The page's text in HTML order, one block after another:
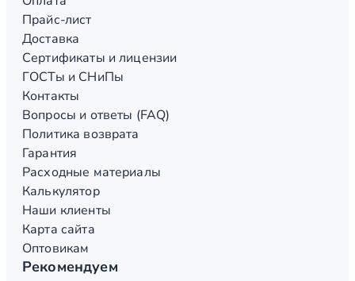
Прайс-лист
Доставка
Сертификаты и лицензии
ГОСТы и СНиПы
Контакты
Вопросы и ответы (FAQ)
Политика возврата
Гарантия
Расходные материалы
Калькулятор
Наши клиенты
Карта сайта
Оптовикам
Рекомендуем